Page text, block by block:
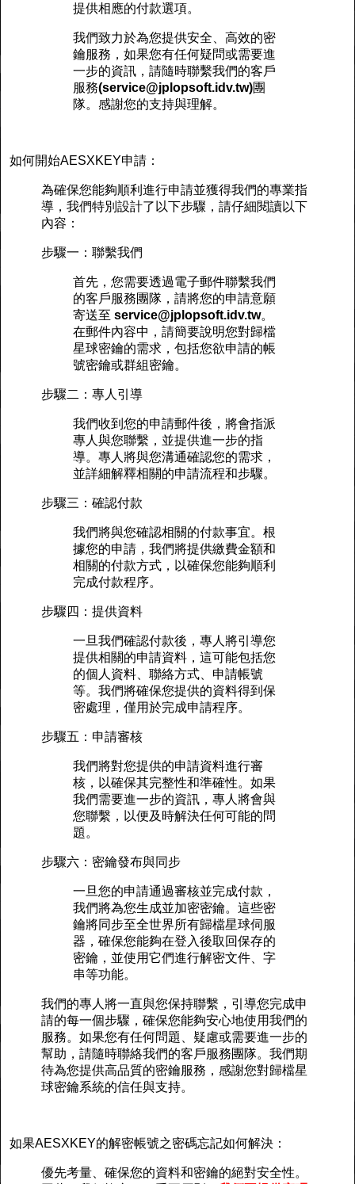
提供相應的付款選項。
我們致力於為您提供安全、高效的密
鑰服務，如果您有任何疑問或需要進
一步的資訊，請隨時聯繫我們的客戶
服務(service@jplopsoft.idv.tw)團
隊。感謝您的支持與理解。
如何開始AESXKEY申請：
為確保您能夠順利進行申請並獲得我們的專業指
導，我們特別設計了以下步驟，請仔細閱讀以下
內容：
步驟一：聯繫我們
首先，您需要透過電子郵件聯繫我們
的客戶服務團隊，請將您的申請意願
寄送至 service@jplopsoft.idv.tw。
在郵件內容中，請簡要說明您對歸檔
星球密鑰的需求，包括您欲申請的帳
號密鑰或群組密鑰。
步驟二：專人引導
我們收到您的申請郵件後，將會指派
專人與您聯繫，並提供進一步的指
導。專人將與您溝通確認您的需求，
並詳細解釋相關的申請流程和步驟。
步驟三：確認付款
我們將與您確認相關的付款事宜。根
據您的申請，我們將提供繳費金額和
相關的付款方式，以確保您能夠順利
完成付款程序。
步驟四：提供資料
一旦我們確認付款後，專人將引導您
提供相關的申請資料，這可能包括您
的個人資料、聯絡方式、申請帳號
等。我們將確保您提供的資料得到保
密處理，僅用於完成申請程序。
步驟五：申請審核
我們將對您提供的申請資料進行審
核，以確保其完整性和準確性。如果
我們需要進一步的資訊，專人將會與
您聯繫，以便及時解決任何可能的問
題。
步驟六：密鑰發布與同步
一旦您的申請通過審核並完成付款，
我們將為您生成並加密密鑰。這些密
鑰將同步至全世界所有歸檔星球伺服
器，確保您能夠在登入後取回保存的
密鑰，並使用它們進行解密文件、字
串等功能。
我們的專人將一直與您保持聯繫，引導您完成申
請的每一個步驟，確保您能夠安心地使用我們的
服務。如果您有任何問題、疑慮或需要進一步的
幫助，請隨時聯絡我們的客戶服務團隊。我們期
待為您提供高品質的密鑰服務，感謝您對歸檔星
球密鑰系統的信任與支持。
如果AESXKEY的解密帳號之密碼忘記如何解決：
優先考量、確保您的資料和密鑰的絕對安全性。